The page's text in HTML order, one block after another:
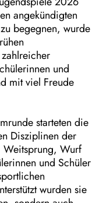
angekündigten
begegnen, wurde
und
mit viel Freude
starteten die
Disziplinen der
Weitsprung, Wurf
und Schüler
wurden sie